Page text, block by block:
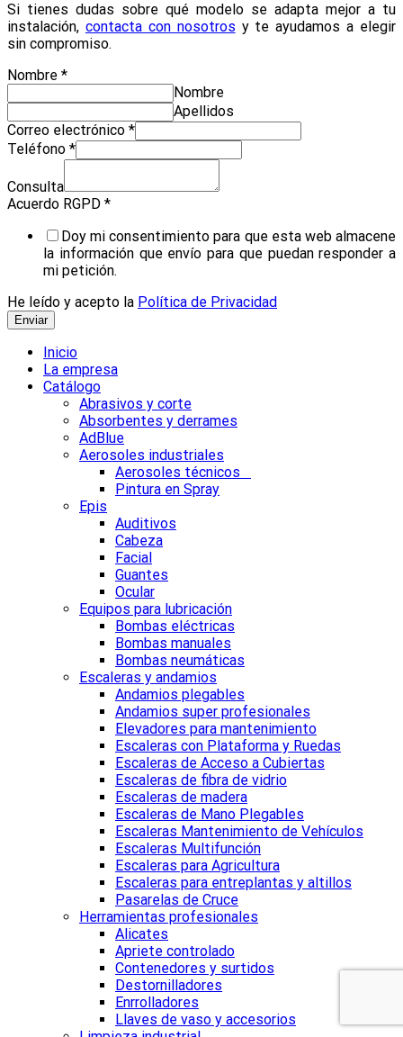
Si tienes dudas sobre qué modelo se adapta mejor a tu
instalación, contacta con nosotros y te ayudamos a elegir
sin compromiso.
Nombre *
Nombre
Apellidos
Consulta
Acuerdo
electrónico
Correo electrónico *
Teléfono *
Consulta
Acuerdo RGPD *
Doy mi consentimiento para que esta web almacene
la información que envío para que puedan responder a
mi petición.
He leído y acepto la Política de Privacidad
Enviar
Inicio
La empresa
Catálogo
Abrasivos y corte
Absorbentes y derrames
AdBlue
Aerosoles industriales
Aerosoles técnicos
Pintura en Spray
Epis
Auditivos
Cabeza
Facial
Guantes
Ocular
Equipos para lubricación
Bombas eléctricas
Bombas manuales
Bombas neumáticas
Escaleras y andamios
Andamios plegables
Andamios super profesionales
Elevadores para mantenimiento
Escaleras con Plataforma y Ruedas
Escaleras de Acceso a Cubiertas
Escaleras de fibra de vidrio
Escaleras de madera
Escaleras de Mano Plegables
Escaleras Mantenimiento de Vehículos
Escaleras Multifunción
Escaleras para Agricultura
Escaleras para entreplantas y altillos
Pasarelas de Cruce
Herramientas profesionales
Alicates
Apriete controlado
Contenedores y surtidos
Destornilladores
Enrrolladores
Llaves de vaso y accesorios